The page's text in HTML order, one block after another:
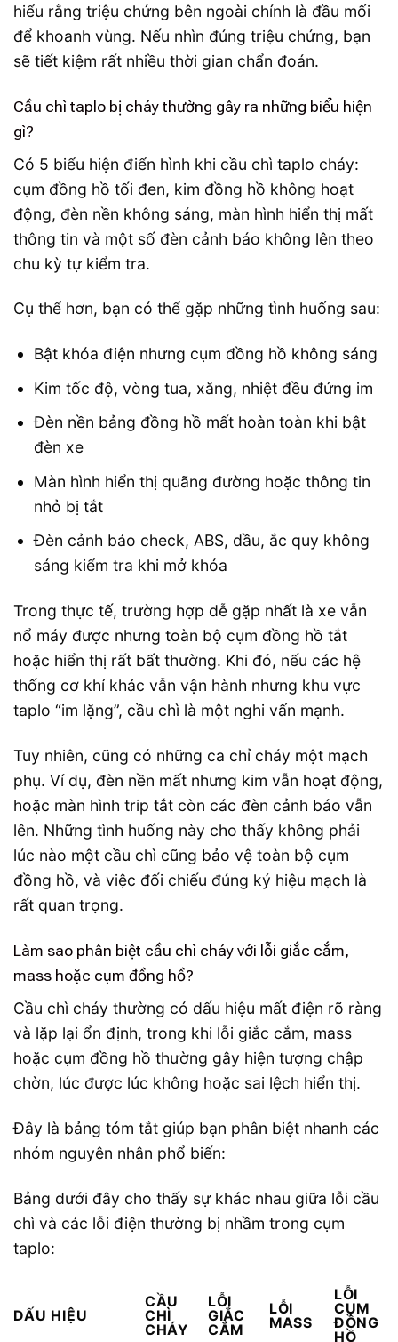
hiểu rằng triệu chứng bên ngoài chính là đầu mối
để khoanh vùng. Nếu nhìn đúng triệu chứng, bạn
sẽ tiết kiệm rất nhiều thời gian chẩn đoán.
Cầu chì taplo bị cháy thường gây ra những biểu hiện
gì?
Có 5 biểu hiện điển hình khi cầu chì taplo cháy:
cụm đồng hồ tối đen, kim đồng hồ không hoạt
động, đèn nền không sáng, màn hình hiển thị mất
thông tin và một số đèn cảnh báo không lên theo
chu kỳ tự kiểm tra.
Cụ thể hơn, bạn có thể gặp những tình huống sau:
Bật khóa điện nhưng cụm đồng hồ không sáng
Kim tốc độ, vòng tua, xăng, nhiệt đều đứng im
Đèn nền bảng đồng hồ mất hoàn toàn khi bật
đèn xe
Màn hình hiển thị quãng đường hoặc thông tin
nhỏ bị tắt
Đèn cảnh báo check, ABS, dầu, ắc quy không
sáng kiểm tra khi mở khóa
Trong thực tế, trường hợp dễ gặp nhất là xe vẫn
nổ máy được nhưng toàn bộ cụm đồng hồ tắt
hoặc hiển thị rất bất thường. Khi đó, nếu các hệ
thống cơ khí khác vẫn vận hành nhưng khu vực
taplo “im lặng”, cầu chì là một nghi vấn mạnh.
Tuy nhiên, cũng có những ca chỉ cháy một mạch
phụ. Ví dụ, đèn nền mất nhưng kim vẫn hoạt động,
hoặc màn hình trip tắt còn các đèn cảnh báo vẫn
lên. Những tình huống này cho thấy không phải
lúc nào một cầu chì cũng bảo vệ toàn bộ cụm
đồng hồ, và việc đối chiếu đúng ký hiệu mạch là
rất quan trọng.
Làm sao phân biệt cầu chì cháy với lỗi giắc cắm,
mass hoặc cụm đồng hồ?
Cầu chì cháy thường có dấu hiệu mất điện rõ ràng
và lặp lại ổn định, trong khi lỗi giắc cắm, mass
hoặc cụm đồng hồ thường gây hiện tượng chập
chờn, lúc được lúc không hoặc sai lệch hiển thị.
Đây là bảng tóm tắt giúp bạn phân biệt nhanh các
nhóm nguyên nhân phổ biến:
Bảng dưới đây cho thấy sự khác nhau giữa lỗi cầu
chì và các lỗi điện thường bị nhầm trong cụm
taplo:
DẤU HIỆU
CẦU
CHÌ
CHÁY
LỖI
GIẮC
CẮM
LỖI
MASS
LỖI
CỤM
ĐỒNG
HỒ